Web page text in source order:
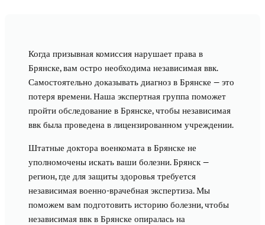
Когда призывная комиссия нарушает права в
Брянске, вам остро необходима независимая ввк.
Самостоятельно доказывать диагноз в Брянске — это
потеря времени. Наша экспертная группа поможет
пройти обследование в Брянске, чтобы независимая
ввк была проведена в лицензированном учреждении.
Штатные доктора военкомата в Брянске не
уполномочены искать ваши болезни. Брянск —
регион, где для защиты здоровья требуется
независимая военно-врачебная экспертиза. Мы
поможем вам подготовить историю болезни, чтобы
независимая ввк в Брянске опиралась на